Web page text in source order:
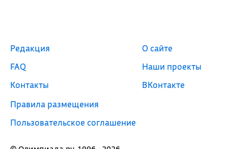
Редакция
FAQ
Контакты
Правила размещения
Пользовательское соглашение
О сайте
Наши проекты
ВКонтакте